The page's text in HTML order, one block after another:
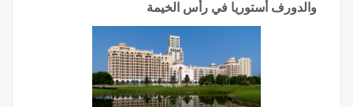
والدورف أستوريا في رأس الخيمة